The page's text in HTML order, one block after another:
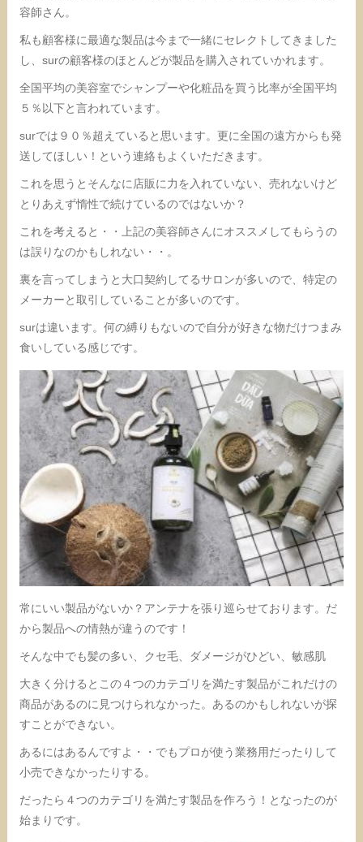
容師さん。
私も顧客様に最適な製品は今まで一緒にセレクトしてきました
し、surの顧客様のほとんどが製品を購入されていかれます。
全国平均の美容室でシャンプーや化粧品を買う比率が全国平均
５％以下と言われています。
surでは９０％超えていると思います。更に全国の遠方からも発
送してほしい！という連絡もよくいただきます。
これを思うとそんなに店販に力を入れていない、売れないけど
とりあえず惰性で続けているのではないか？
これを考えると・・上記の美容師さんにオススメしてもらうの
は誤りなのかもしれない・・。
裏を言ってしまうと大口契約してるサロンが多いので、特定の
メーカーと取引していることが多いのです。
surは違います。何の縛りもないので自分が好きな物だけつまみ
食いしている感じです。
常にいい製品がないか？アンテナを張り巡らせております。だ
から製品への情熱が違うのです！
そんな中でも髪の多い、クセ毛、ダメージがひどい、敏感肌
大きく分けるとこの４つのカテゴリを満たす製品がこれだけの
商品があるのに見つけられなかった。あるのかもしれないが探
すことができない。
あるにはあるんですよ・・でもプロが使う業務用だったりして
小売できなかったりする。
だったら４つのカテゴリを満たす製品を作ろう！となったのが
始まりです。